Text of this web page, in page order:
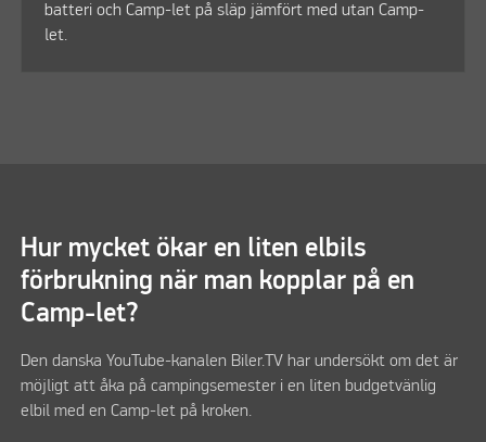
batteri och Camp-let på släp jämfört med utan Camp-
let.
Hur mycket ökar en liten elbils
förbrukning när man kopplar på en
Camp-let?
Den danska YouTube-kanalen Biler.TV har undersökt om det är
möjligt att åka på campingsemester i en liten budgetvänlig
elbil med en Camp-let på kroken.